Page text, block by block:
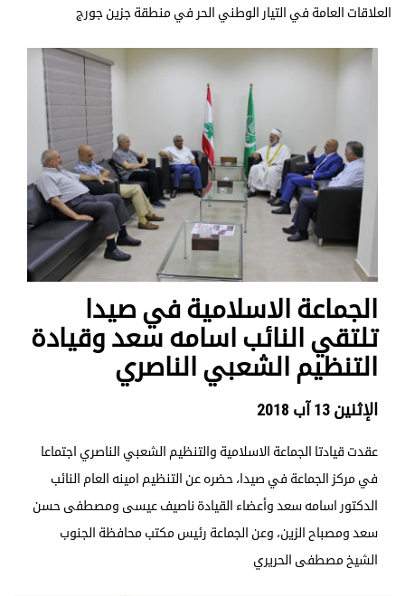
العلاقات العامة في التيار الوطني الحر في منطقة جزين جورج
الجماعة الاسلامية في صيدا
تلتقي النائب اسامه سعد وقيادة
التنظيم الشعبي الناصري
الإثنين 13 آب 2018
عقدت قيادتا الجماعة الاسلامية والتنظيم الشعبي الناصري اجتماعا
في مركز الجماعة في صيدا، حضره عن التنظيم امينه العام النائب
الدكتور اسامه سعد وأعضاء القيادة ناصيف عيسى ومصطفى حسن
سعد ومصباح الزين، وعن الجماعة رئيس مكتب محافظة الجنوب
الشيخ مصطفى الحريري